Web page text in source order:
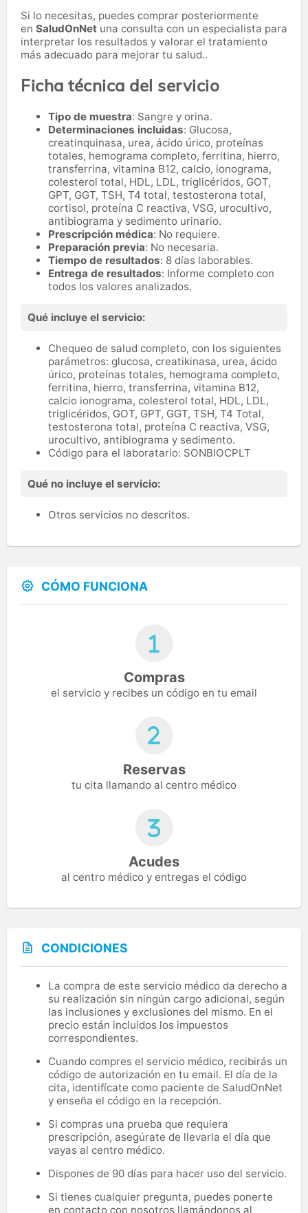
Si lo necesitas, puedes comprar posteriormente
en SaludOnNet una consulta con un especialista para
interpretar los resultados y valorar el tratamiento
más adecuado para mejorar tu salud..
Ficha técnica del servicio
Tipo de muestra: Sangre y orina.
Determinaciones incluidas: Glucosa,
creatinquinasa, urea, ácido úrico, proteínas
totales, hemograma completo, ferritina, hierro,
transferrina, vitamina B12, calcio, ionograma,
colesterol total, HDL, LDL, triglicéridos, GOT,
GPT, GGT, TSH, T4 total, testosterona total,
cortisol, proteína C reactiva, VSG, urocultivo,
antibiograma y sedimento urinario.
Prescripción médica: No requiere.
Preparación previa: No necesaria.
Tiempo de resultados: 8 días laborables.
Entrega de resultados: Informe completo con
todos los valores analizados.
Qué incluye el servicio:
Chequeo de salud completo, con los siguientes
parámetros: glucosa, creatikinasa, urea, ácido
úrico, proteínas totales, hemograma completo,
ferritina, hierro, transferrina, vitamina B12,
calcio ionograma, colesterol total, HDL, LDL,
triglicéridos, GOT, GPT, GGT, TSH, T4 Total,
testosterona total, proteína C reactiva, VSG,
urocultivo, antibiograma y sedimento.
Código para el laboratario: SONBIOCPLT
Qué no incluye el servicio:
Otros servicios no descritos.
CÓMO FUNCIONA
Compras
el servicio y recibes un código en tu email
Reservas
tu cita llamando al centro médico
Acudes
al centro médico y entregas el código
CONDICIONES
La compra de este servicio médico da derecho a
su realización sin ningún cargo adicional, según
las inclusiones y exclusiones del mismo. En el
precio están incluidos los impuestos
correspondientes.
Cuando compres el servicio médico, recibirás un
código de autorización en tu email. El día de la
cita, identifícate como paciente de SaludOnNet
y enseña el código en la recepción.
Si compras una prueba que requiera
prescripción, asegúrate de llevarla el día que
vayas al centro médico.
Dispones de 90 días para hacer uso del servicio.
Si tienes cualquier pregunta, puedes ponerte
en contacto con nosotros llamándonos al